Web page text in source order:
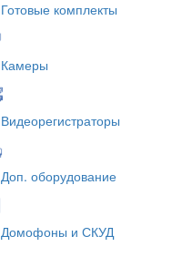
Готовые комплекты
Камеры
Видеорегистраторы
Доп. оборудование
Домофоны и СКУД